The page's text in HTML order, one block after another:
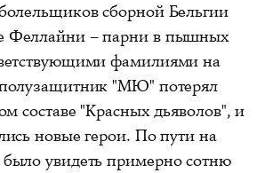
сборной Бельгии
Феллайни – парни в пышных
фамилиями на
"МЮ" потерял
составе "Красных дьяволов", и
новые герои. По пути на
увидеть примерно сотню